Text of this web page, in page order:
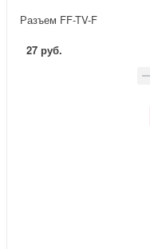
Разъем FF-TV-F
27 руб.